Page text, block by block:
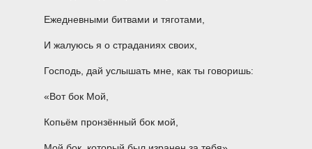
Ежедневными битвами и тяготами,
И жалуюсь я о страданиях своих,
Господь, дай услышать мне, как ты говоришь:
«Вот бок Мой,
Копьём пронзённый бок мой,